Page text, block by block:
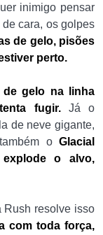
inimigo pensar
cara, os golpes
de gelo, pisões
perto.
gelo na linha
fugir. Já o
de neve gigante,
o Glacial
o alvo,
Rush resolve isso
com toda força,